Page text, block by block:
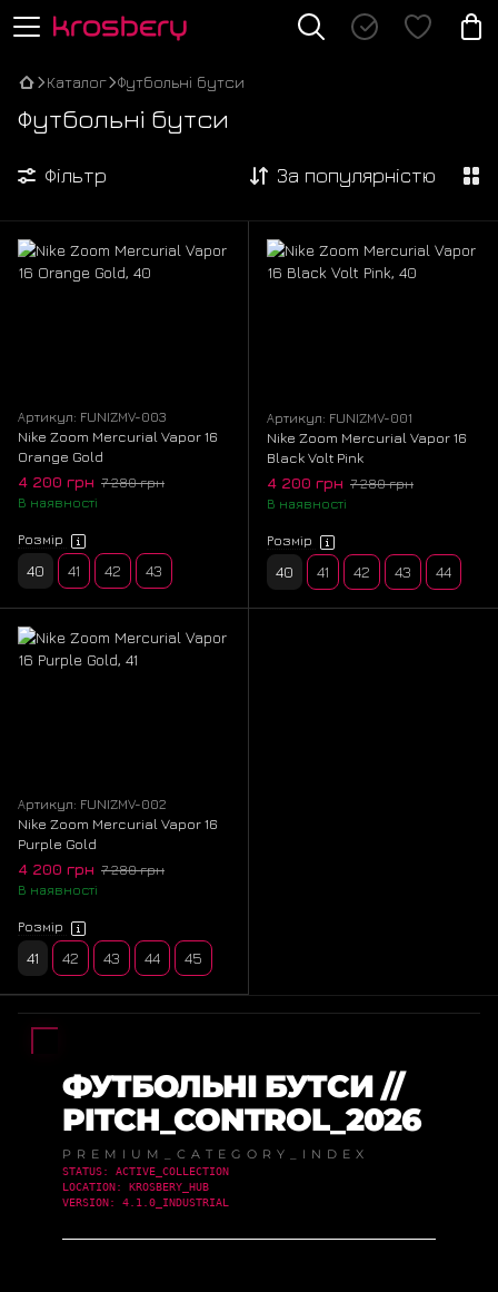
Каталог Футбольні бутси
Футбольні бутси
Фільтр За популярністю
Артикул: FUNIZMV-003
Nike Zoom Mercurial Vapor 16
Orange Gold
4 200 грн 7 280 грн
В наявності
Розмір
40 41 42 43
Артикул: FUNIZMV-001
Nike Zoom Mercurial Vapor 16
Black Volt Pink
4 200 грн 7 280 грн
В наявності
Розмір
40 41 42 43 44
Артикул: FUNIZMV-002
Nike Zoom Mercurial Vapor 16
Purple Gold
4 200 грн 7 280 грн
В наявності
Розмір
41 42 43 44 45
ФУТБОЛЬНІ БУТСИ //
PITCH_CONTROL_2026
PREMIUM_CATEGORY_INDEX
STATUS: ACTIVE_COLLECTION
LOCATION: KROSBERY_HUB
VERSION: 4.1.0_INDUSTRIAL